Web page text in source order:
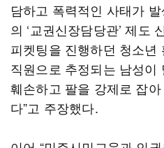
담하고 폭력적인 사태가
의 ‘교권신장담당관’ 제도
피켓팅을 진행하던 청소년
직원으로 추정되는 남성
훼손하고 팔을 강제로 잡
다”고 주장했다.